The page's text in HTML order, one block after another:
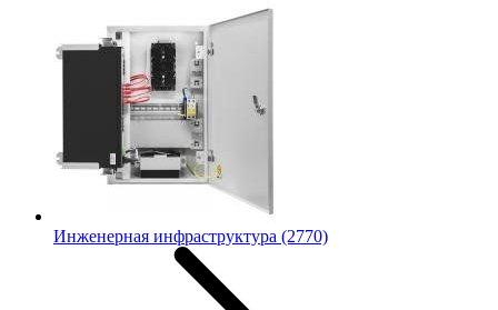
Инженерная инфраструктура (2770)